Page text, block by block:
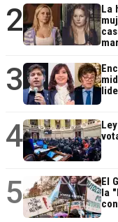
2
La
3
4
5
El
la